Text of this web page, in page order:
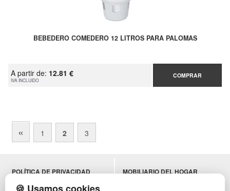
BEBEDERO COMEDERO 12 LITROS PARA PALOMAS
A partir de: 12.81 €
IVA INCLUIDO
COMPRAR
« 1 2 3
POLÍTICA DE PRIVACIDAD
MOBILIARIO DEL HOGAR